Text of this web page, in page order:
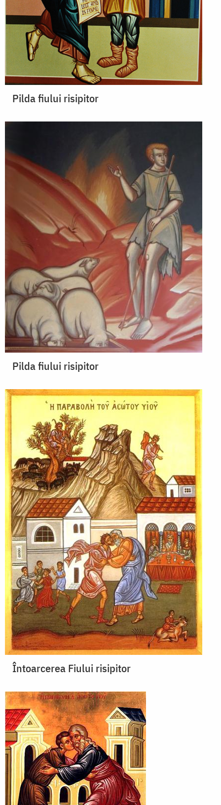
Pilda fiului risipitor
Pilda fiului risipitor
Întoarcerea Fiului risipitor